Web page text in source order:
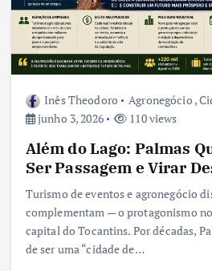
Inês Theodoro Agronegócio ,
junho 3, 2026
110 views
Além do Lago: Palmas
Ser Passagem e Virar
Turismo de eventos e agronegócio
complementam — o protagonismo
capital do Tocantins. Por décadas,
de ser uma “cidade de…